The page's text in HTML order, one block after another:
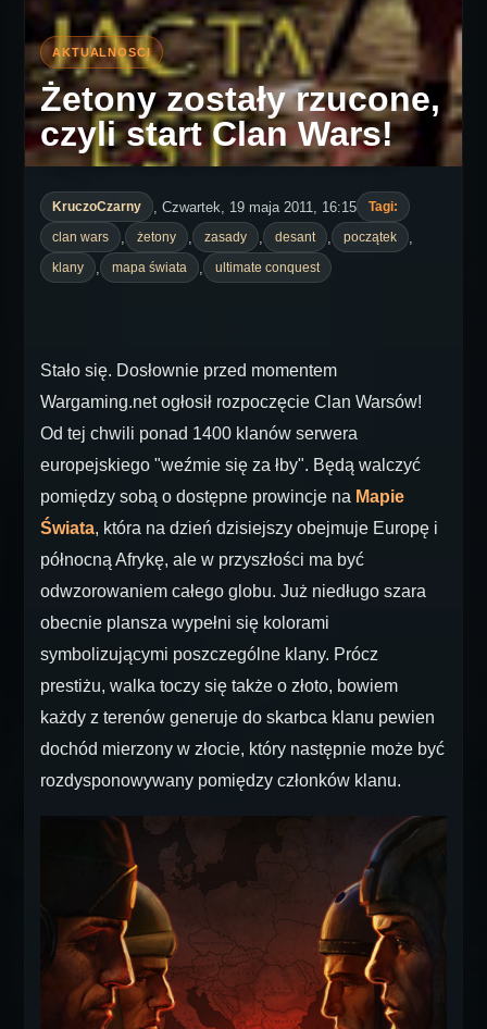
Żetony zostały rzucone,
czyli start Clan Wars!
KruczoCzarny , Czwartek, 19 maja 2011, 16:15
Tagi:
clan wars
żetony zasady desant początek
klany mapa świata ultimate conquest
Stało się. Dosłownie przed momentem
Wargaming.net ogłosił rozpoczęcie Clan Warsów!
Od tej chwili ponad 1400 klanów serwera
europejskiego "weźmie się za łby". Będą walczyć
pomiędzy sobą o dostępne prowincje na Mapie
Świata, która na dzień dzisiejszy obejmuje Europę i
północną Afrykę, ale w przyszłości ma być
odwzorowaniem całego globu. Już niedługo szara
obecnie plansza wypełni się kolorami
symbolizującymi poszczególne klany. Prócz
prestiżu, walka toczy się także o złoto, bowiem
każdy z terenów generuje do skarbca klanu pewien
dochód mierzony w złocie, który następnie może być
rozdysponowywany pomiędzy członków klanu.